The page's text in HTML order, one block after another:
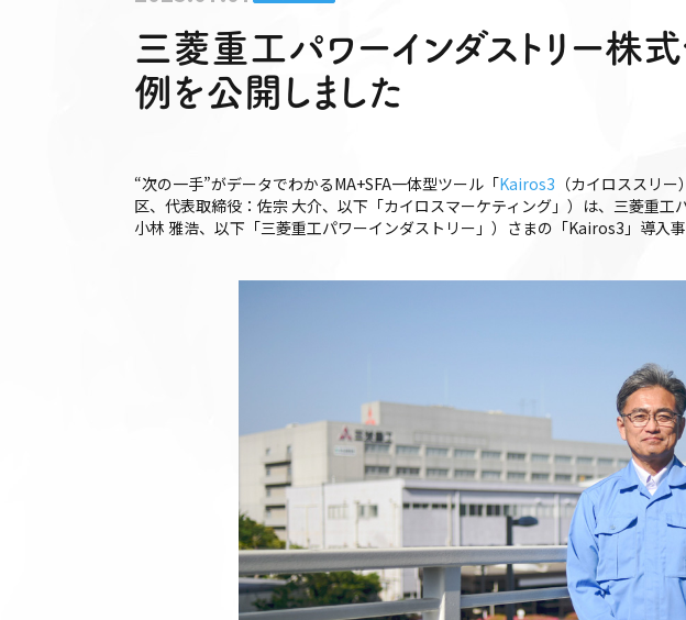
三菱重工パワーインダストリー株
例を公開しました
“次の一手”がデータでわかるMA+SFA一体型ツール「Kairos3 （カイロススリ
区、代表取締役：佐宗 大介、以下「カイロスマーケティング」）は、三菱重
小林 雅浩、以下「三菱重工パワーインダストリー」）さまの「Kairos3」導入